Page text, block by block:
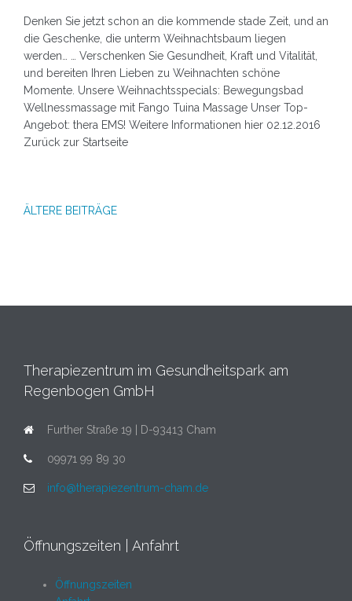
Denken Sie jetzt schon an die kommende stade Zeit, und an
die Geschenke, die unterm Weihnachtsbaum liegen
werden… … Verschenken Sie Gesundheit, Kraft und Vitalität,
und bereiten Ihren Lieben zu Weihnachten schöne
Momente. Unsere Weihnachtsspecials: Bewegungsbad
Wellnessmassage mit Fango Tuina Massage Unser Top-
Angebot: thera EMS! Weitere Informationen hier 02.12.2016
Zurück zur Startseite
Beitragsnavigation
ÄLTERE BEITRÄGE
Therapiezentrum im Gesundheitspark am
Regenbogen GmbH
Further Straße 19 | D-93413 Cham
09971 99 89 30
info@therapiezentrum-cham.de
Öffnungszeiten | Anfahrt
Öffnungszeiten